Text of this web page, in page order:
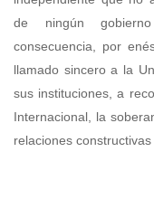
de ningún
consecuencia, por
llamado sincero a la
sus instituciones, a
Internacional, la
relaciones constructivas